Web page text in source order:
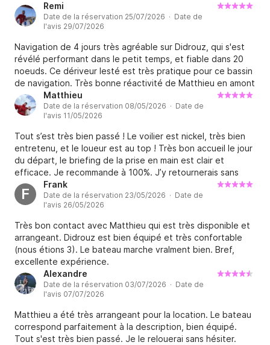
avantage. Le bateau est bien équipé et est facile a manier.
Nous avons fait un programme sur les îles de houat et
hoedic. Matthieu a été de bon conseil.
Remi
Date de la réservation 25/07/2026 · Date de
l'avis 29/07/2026
Navigation de 4 jours très agréable sur Didrouz, qui s'est
révélé performant dans le petit temps, et fiable dans 20
noeuds. Ce dériveur lesté est très pratique pour ce bassin
de navigation. Très bonne réactivité de Matthieu en amont
et pendant la location.
Matthieu
Date de la réservation 08/05/2026 · Date de
l'avis 11/05/2026
Tout s’est très bien passé ! Le voilier est nickel, très bien
entretenu, et le loueur est au top ! Très bon accueil le jour
du départ, le briefing de la prise en main est clair et
efficace. Je recommande à 100%. J’y retournerais sans
hésiter !
F
Frank
Date de la réservation 23/05/2026 · Date de
l'avis 26/05/2026
Très bon contact avec Matthieu qui est très disponible et
arrangeant. Didrouz est bien équipé et très confortable
(nous étions 3). Le bateau marche vralment bien. Bref,
excellente expérience.
Alexandre
Date de la réservation 03/07/2026 · Date de
l'avis 07/07/2026
Matthieu a été très arrangeant pour la location. Le bateau
correspond parfaitement à la description, bien équipé.
Tout s'est très bien passé. Je le relouerai sans hésiter.